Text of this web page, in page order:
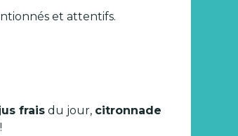
et attentifs.
frais du jour, citronnade